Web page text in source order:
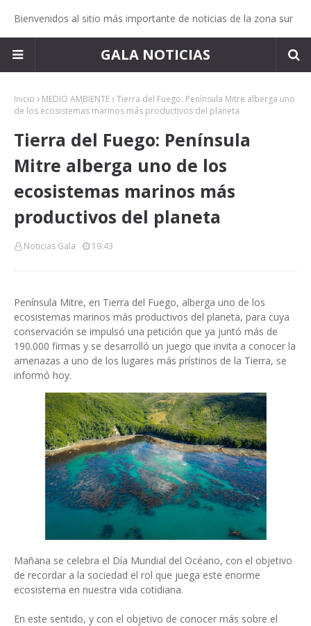
Bienvenidos al sitio más importante de noticias de la zona sur
GALA NOTICIAS
Inicio MEDIO AMBIENTE Tierra del Fuego: Península Mitre alberga uno
de los ecosistemas marinos más productivos del planeta
Tierra del Fuego: Península
Mitre alberga uno de los
ecosistemas marinos más
productivos del planeta
Noticias Gala 19:43
Península Mitre, en Tierra del Fuego, alberga uno de los
ecosistemas marinos más productivos del planeta, para cuya
conservación se impulsó una petición que ya juntó más de
190.000 firmas y se desarrolló un juego que invita a conocer la
amenazas a uno de los lugares más prístinos de la Tierra, se
informó hoy.
Mañana se celebra el Día Mundial del Océano, con el objetivo
de recordar a la sociedad el rol que juega este enorme
ecosistema en nuestra vida cotidiana.
En este sentido, y con el objetivo de conocer más sobre el